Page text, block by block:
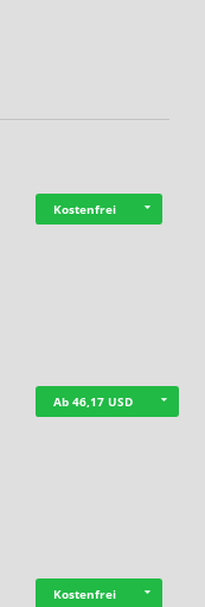
Kostenfrei
Ab 46,17 USD
Kostenfrei